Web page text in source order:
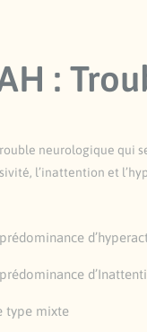
:
neurologique qui
l’inattention et
type mixte